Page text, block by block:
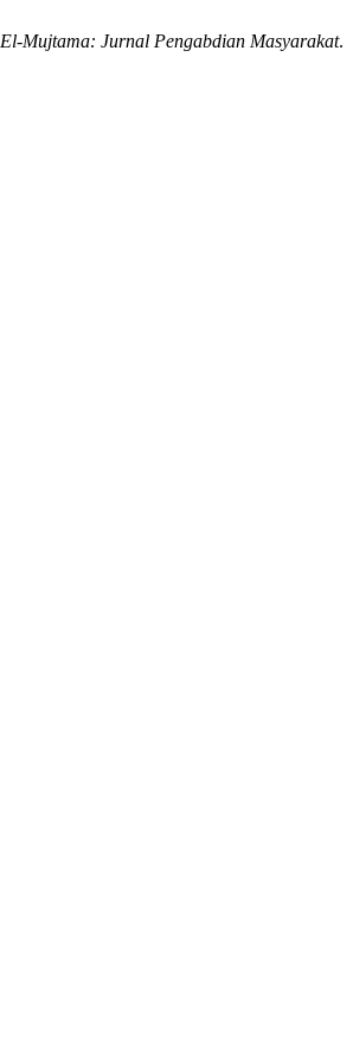
El-Mujtama: Jurnal Pengabdian Masyarakat.